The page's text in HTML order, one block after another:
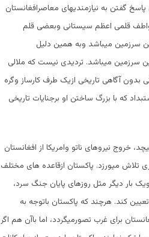
گفتن به نیازمندیهای معاصرافغانستان
قلمی اعظم سیستانی وبعضی قلم
سرزمین میباشد وبه همین دلیل
سرزمین میباشد. تردیدی نیست که ملالی
آگاهی تاریخی ازیک طرف کارساز وگره
که با بزرگ ساختن او برجنایات تاریخی
نیروهای ناتو وامریکا از افغانستان
تلاش میورزد. پاکستان ازقاعده های مختلف
ویک بار دیگر مثل روزهای پایان جنگ سرد،
کند. هرچند که پاکستان باتوجه به
برای غرب تصورمیگردد، اما باآن هم اگر